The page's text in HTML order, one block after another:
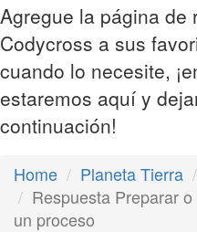
Agregue la página de
Codycross a sus
cuando lo necesite,
estaremos aquí y
continuación!
Home Planeta Tierra
Respuesta Preparar
un proceso